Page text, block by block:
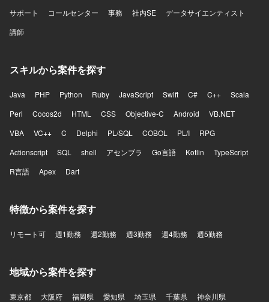
サポート
コールセンター 事務 社内SE
データサイエンティスト
講師
スキルから案件を探す
Java PHP Python Ruby JavaScript Swift C# C++
Scala
Perl
Cocos2d HTML CSS Objective-C Android
VB.NET
VBA
VC++ C Delphi PL/SQL COBOL PL/I
RPG
Actionscript
SQL shell アセンブラ Go言語 Kotlin
TypeScript
R言語
Apex Dart
特徴から案件を探す
リモート可 週1勤務 週2勤務 週3勤務 週4勤務 週5勤務
地域から案件を探す
東京都 大阪府 福岡県 愛知県 埼玉県 千葉県 神奈川県